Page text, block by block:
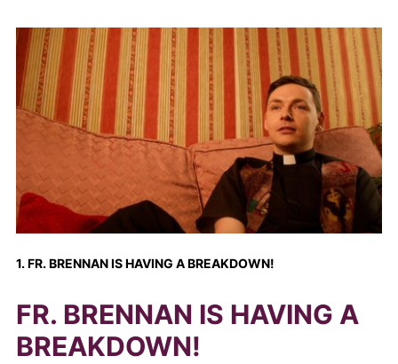
1. FR. BRENNAN IS HAVING A BREAKDOWN!
FR. BRENNAN IS HAVING A
BREAKDOWN!